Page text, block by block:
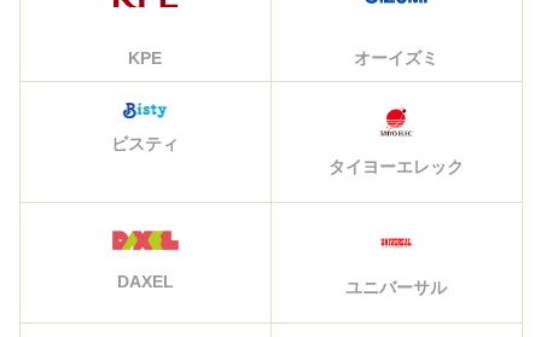
KPE オーイズミ
ビスティ
タイヨーエレック
DAXEL ユニバーサル